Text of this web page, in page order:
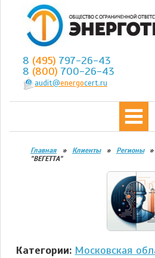
8 (495) 797-26-43
8 (800) 700-26-43
audit@energocert.ru
Главная » Клиенты» Регионы»
"ВЕГЕТТА"
Категории: Московская